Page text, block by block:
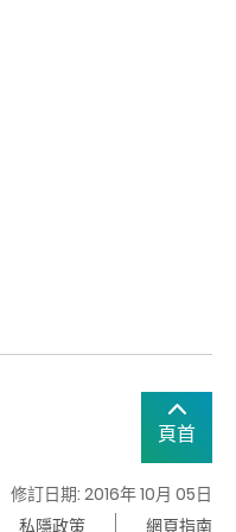
頁首
修訂日期: 2016年 10月 05日
私隱政策 網頁指南